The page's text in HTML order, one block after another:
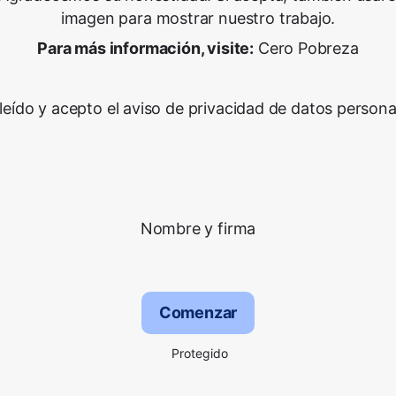
imagen para mostrar nuestro trabajo.
Para más información, visite: Cero Pobreza
y acepto el aviso de privacidad de datos
Nombre y firma
Comenzar
Protegido